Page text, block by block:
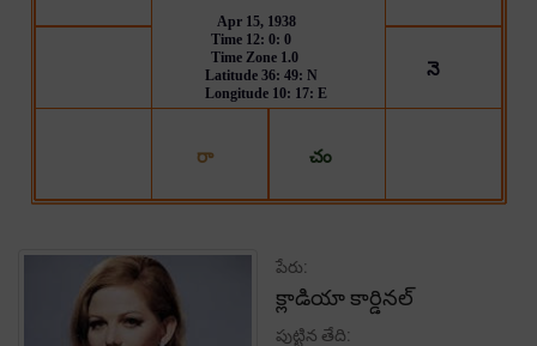
పేరు:
క్లాడియా కార్డినల్
పుట్టిన తేది: